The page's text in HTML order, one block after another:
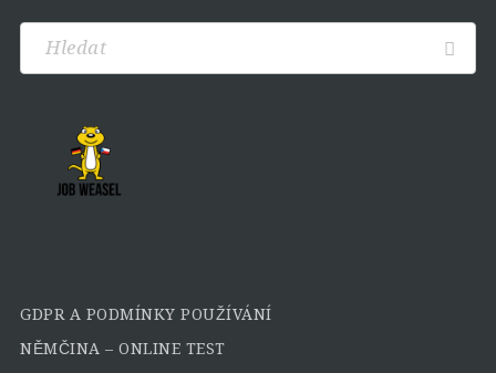
GDPR A PODMÍNKY POUŽÍVÁNÍ
NĚMČINA – ONLINE TEST